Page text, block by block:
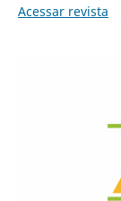
Acessar revista